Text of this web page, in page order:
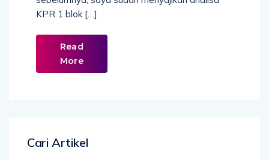
KPR 1 blok […]
Read
More
Cari Artikel